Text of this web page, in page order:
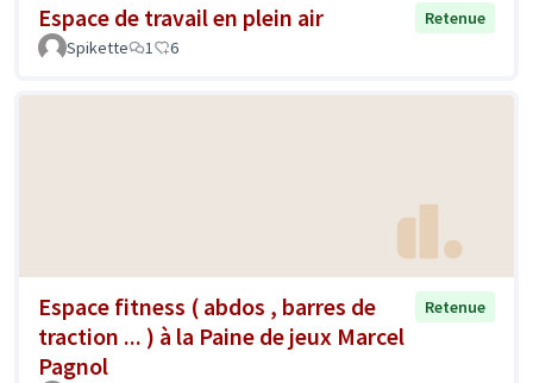
Espace de travail en plein air
Retenue
Spikette
1 6
Espace fitness ( abdos , barres de
traction ... ) à la Paine de jeux Marcel
Pagnol
Retenue